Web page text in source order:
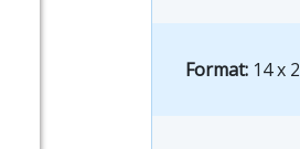
Format: 14 x